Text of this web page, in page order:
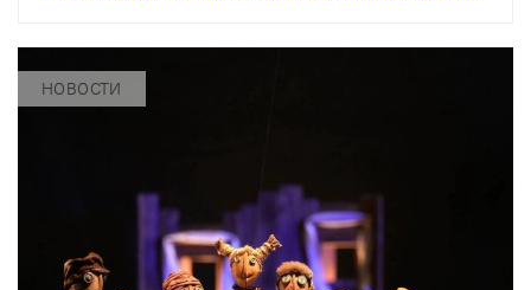
«Бедная Лиза» по одноимённой
повести Карамзина. Постановка
НОВОСТИ